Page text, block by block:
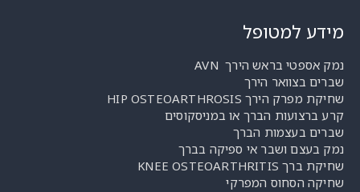
מידע למטופל
נמק אספטי בראש הירך AVN
שברים בצוואר הירך
שחיקת מפרק הירך HIP OSTEOARTHROSIS
קרע ברצועות הברך או במניסקוסים
שברים בעצמות הברך
נמק בעצם ושבר אי ספיקה בברך
שחיקת ברך KNEE OSTEOARTHRITIS
שחיקה הסחוס המפרקי